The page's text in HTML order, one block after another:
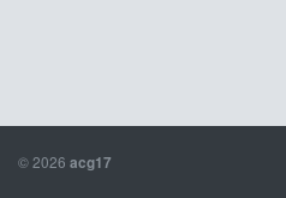
© 2026 acg17